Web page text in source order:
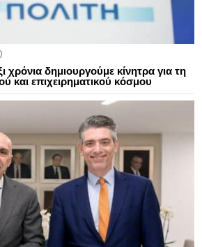
χρόνια δημιουργούμε κίνητρα για τη
και επιχειρηματικού κόσμου